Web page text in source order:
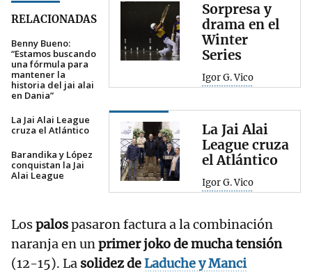
RELACIONADAS
Benny Bueno:
“Estamos buscando
una fórmula para
mantener la
historia del jai alai
en Dania”
La Jai Alai League
cruza el Atlántico
Barandika y López
conquistan la Jai
Alai League
Sorpresa y
drama en el
Winter
Series
Igor G. Vico
La Jai Alai
League cruza
el Atlántico
Igor G. Vico
Lospalospasaron factura a la combinación
naranja en unprimer joko de mucha tensión
(12-15). La solidez deLaducheyManci